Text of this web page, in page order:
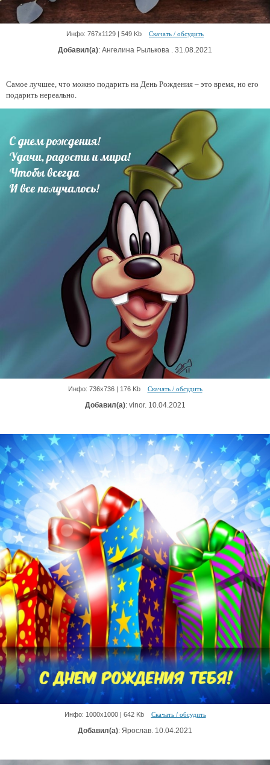
Инфо: 767х1129 | 549 Kb Скачать / обсудить
Добавил(а): Ангелина Рылькова . 31.08.2021
Самое лучшее, что можно подарить на День Рождения – это время, но его
подарить нереально.
Инфо: 736х736 | 176 Kb Скачать / обсудить
Добавил(а): vinor. 10.04.2021
Инфо: 1000х1000 | 642 Kb Скачать / обсудить
Добавил(а): Ярослав. 10.04.2021